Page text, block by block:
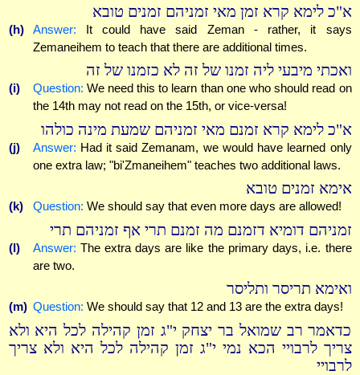
א"כ לימא קרא זמן מאי זמניהם זמנים טובא
(h) Answer: It could have said Zeman - rather, it says
Zemaneihem to teach that there are additional times.
ואכתי מיבעי ליה זמנו של זה לא כזמנו של זה
(i) Question: We need this to learn than one who should read on
the 14th may not read on the 15th, or vice-versa!
א"כ לימא קרא זמנם מאי זמניהם שמעת מינה כולהו
(j) Answer: Had it said Zemanam, we would have learned only
one extra law; "bi'Zmaneihem" teaches two additional laws.
אימא זמנים טובא
(k) Question: We should say that even more days are allowed!
זמניהם דומיא דזמנם מה זמנם תרי אף זמניהם תרי
(l) Answer: The extra days are like the primary days, i.e. there
are two.
ואימא תריסר ותליסר
(m) Question: We should say that 12 and 13 are the extra days!
כדאמר רב שמואל בר יצחק י"ג זמן קהילה לכל היא ולא
צריך לרבויי הכא נמי י"ג זמן קהילה לכל היא ולא צריך
לרבויי